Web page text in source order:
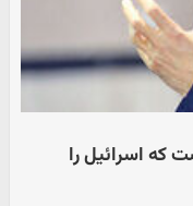
که اسرائیل را